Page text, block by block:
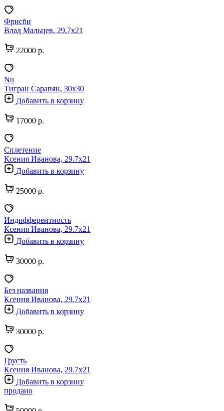
Фрисби
Влад Мальцев, 29.7х21
22000 р.
Nu
Тигран Сарапян, 30х30
Добавить в корзину
17000 р.
Сплетение
Ксения Иванова, 29.7х21
Добавить в корзину
25000 р.
Индифферентность
Ксения Иванова, 29.7х21
Добавить в корзину
30000 р.
Без названия
Ксения Иванова, 29.7х21
Добавить в корзину
30000 р.
Грусть
Ксения Иванова, 29.7х21
Добавить в корзину
продано